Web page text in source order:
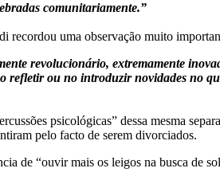
comunitariamente.”
recordou uma observação muito
revolucionário, extremamente
refletir ou no introduzir novidades no
psicológicas” dessa mesma
pelo facto de serem divorciados.
de “ouvir mais os leigos na busca de